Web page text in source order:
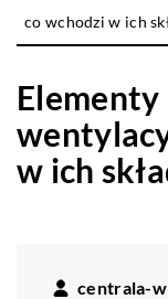
co wchodzi w ich
w ich
centrala-